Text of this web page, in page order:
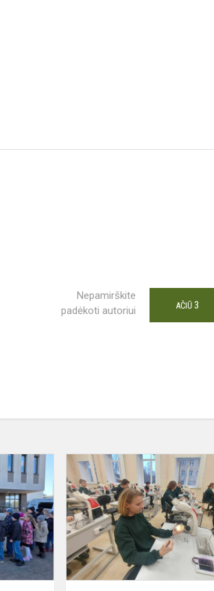
Nepamirškite
padėkoti autoriui
AČIŪ 3
Mūsų
antrokai
–
sekliai
bibliotekoje